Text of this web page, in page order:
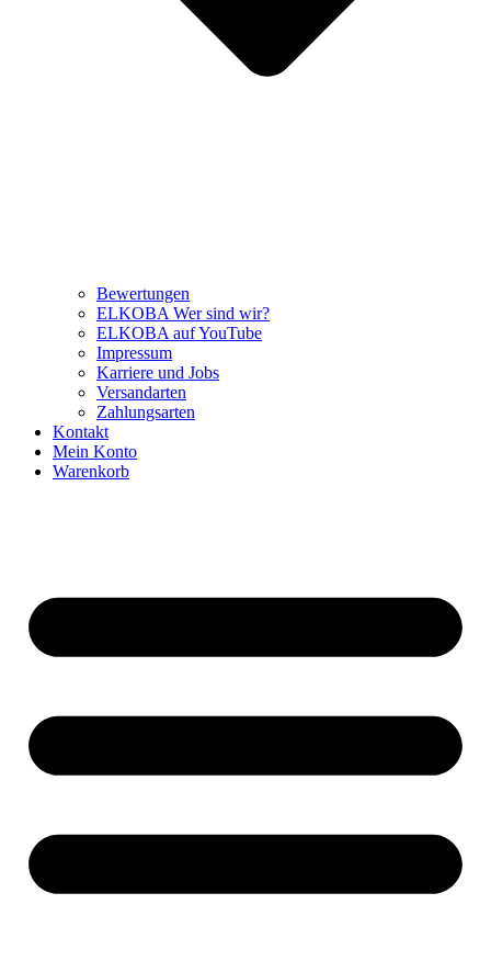
Bewertungen
ELKOBA Wer sind wir?
ELKOBA auf YouTube
Impressum
Karriere und Jobs
Versandarten
Zahlungsarten
Kontakt
Mein Konto
Warenkorb